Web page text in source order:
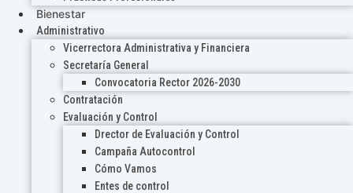
Bienestar
Administrativo
Vicerrectora Administrativa y Financiera
Secretaría General
Convocatoria Rector 2026-2030
Contratación
Evaluación y Control
Drector de Evaluación y Control
Campaña Autocontrol
Cómo Vamos
Entes de control